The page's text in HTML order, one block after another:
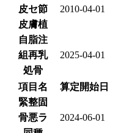
皮セ節
2010-04-01
皮膚植
自脂注
組再乳
2025-04-01
処骨
項目名
算定開始日
緊整固
骨悪ラ
2024-06-01